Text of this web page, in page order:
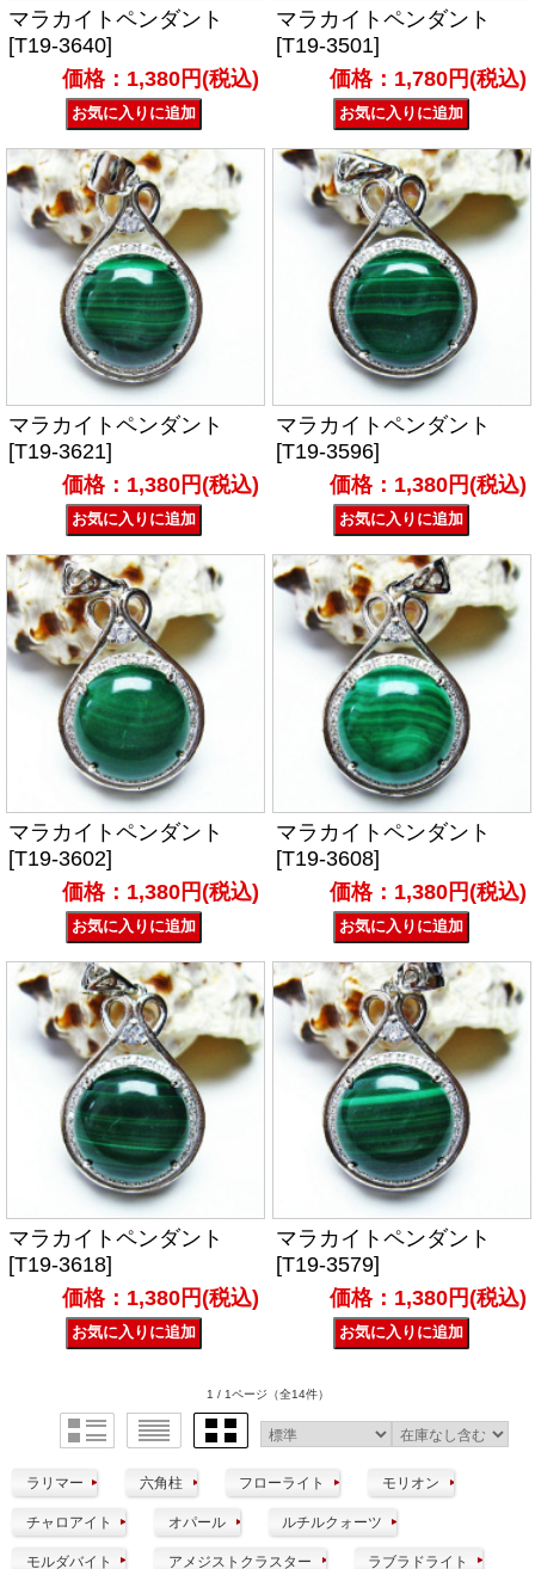
マラカイトペンダント
[T19-3640]
価格：1,380円(税込)
マラカイトペンダント
[T19-3501]
価格：1,780円(税込)
マラカイトペンダント
[T19-3621]
価格：1,380円(税込)
マラカイトペンダント
[T19-3596]
価格：1,380円(税込)
マラカイトペンダント
[T19-3602]
価格：1,380円(税込)
マラカイトペンダント
[T19-3608]
価格：1,380円(税込)
マラカイトペンダント
[T19-3618]
価格：1,380円(税込)
マラカイトペンダント
[T19-3579]
価格：1,380円(税込)
1 / 1ページ （全14件）
ラリマー 六角柱 フローライト モリオン
チャロアイト オパール ルチルクォーツ
モルダバイト アメジストクラスター ラブラドライト